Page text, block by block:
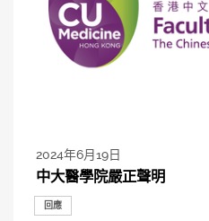
2024年6月19日
中大醫學院嚴正聲明
回應